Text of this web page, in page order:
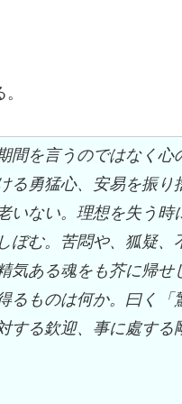
間を言うのではなく
る勇猛心、安易を振
いない。理想を失う
ぼむ。苦悶や、狐疑
気ある魂をも芥に帰
るものは何か。曰く
する欽迎、事に處す